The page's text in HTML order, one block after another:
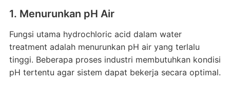
1. Menurunkan pH Air
Fungsi utama hydrochloric acid dalam water
treatment adalah menurunkan pH air yang terlalu
tinggi. Beberapa proses industri membutuhkan kondisi
pH tertentu agar sistem dapat bekerja secara optimal.